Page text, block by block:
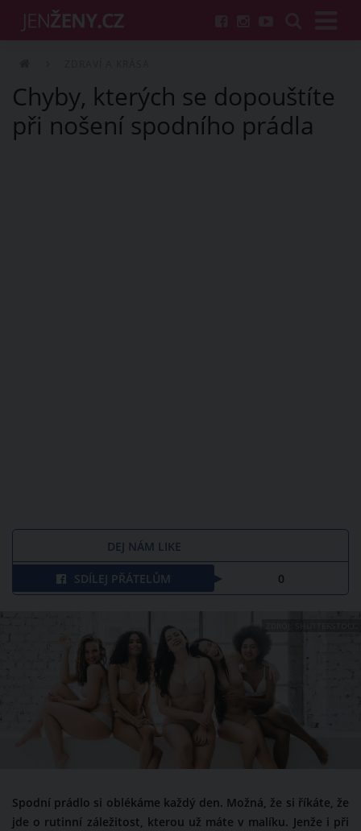
Chyby, kterých se dopouštíte
při nošení spodního prádla
DEJ NÁM LIKE
SDÍLEJ PŘÁTELŮM 0
Spodní prádlo si oblékáme každý den. Možná, že si říkáte, že
jde o rutinní záležitost, kterou už máte v malíku. Jenže i při